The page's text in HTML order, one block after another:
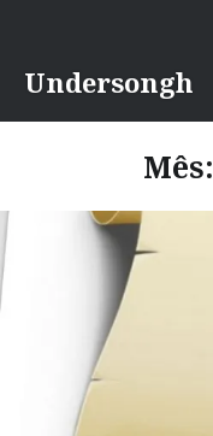
conteúdo
Undersongh
Mês: